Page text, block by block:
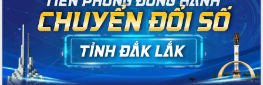
Đảm bảo cuộc bầu cử đại biểu Quốc
hội và đại biểu HĐND các cấp diễn ra
an toàn, hiệu quả, đúng quy định
Thủ tướng Chính phủ Phạm Minh Chính
kiểm tra, chỉ đạo hoàn thành các dự
án cao tốc và thăm khu tái định cư tại
Đắk Lắk